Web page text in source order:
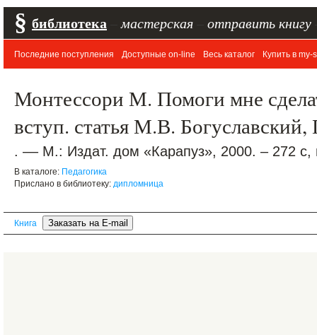
§ библиотека мастерская отправить книгу
Последние поступления Доступные on-line Весь каталог Купить в my-
Монтессори М. Помоги мне
вступ. статья М.В.
. –– М.: Издат. дом «Карапуз», 2000. – 272 с,
В каталоге: Педагогика
Прислано в библиотеку: дипломница
Книга